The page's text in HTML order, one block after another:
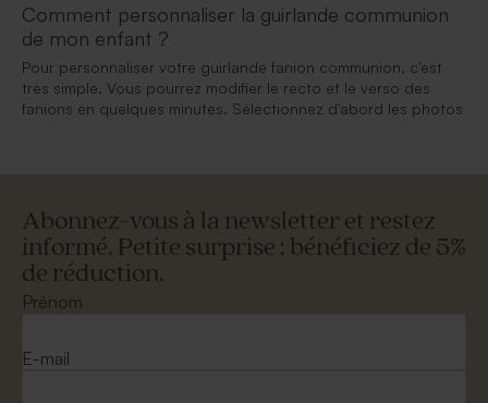
Comment personnaliser la guirlande communion
de mon enfant ?
Pour personnaliser votre guirlande fanion communion, c'est
très simple. Vous pourrez modifier le recto et le verso des
fanions en quelques minutes. Sélectionnez d'abord les photos
Abonnez-vous à la newsletter et restez
informé. Petite surprise : bénéficiez de 5%
de réduction.
Prénom
E-mail